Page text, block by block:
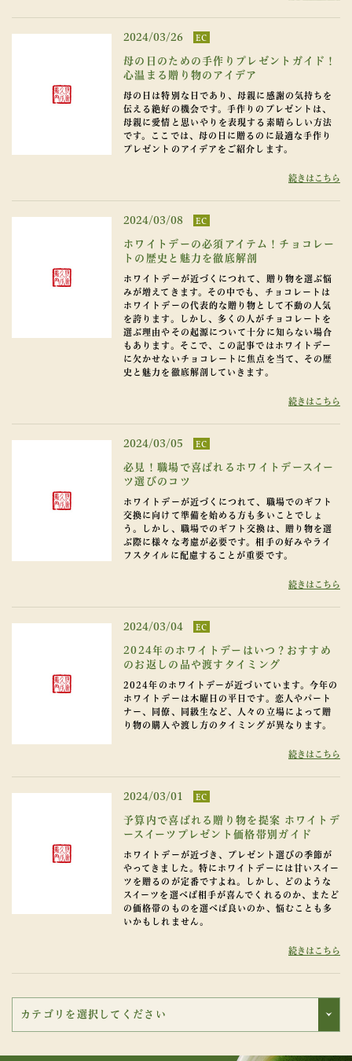
2024/03/26 EC
母の日のための手作りプレゼントガイド！
心温まる贈り物のアイデア
母の日は特別な日であり、母親に感謝の気持ちを
伝える絶好の機会です。手作りのプレゼントは、
母親に愛情と思いやりを表現する素晴らしい方法
です。ここでは、母の日に贈るのに最適な手作り
プレゼントのアイデアをご紹介します。
続きはこちら
2024/03/08 EC
ホワイトデーの必須アイテム！チョコレー
トの歴史と魅力を徹底解剖
ホワイトデーが近づくにつれて、贈り物を選ぶ悩
みが増えてきます。その中でも、チョコレートは
ホワイトデーの代表的な贈り物として不動の人気
を誇ります。しかし、多くの人がチョコレートを
選ぶ理由やその起源について十分に知らない場合
もあります。そこで、この記事ではホワイトデー
に欠かせないチョコレートに焦点を当て、その歴
史と魅力を徹底解剖していきます。
続きはこちら
2024/03/05 EC
必見！職場で喜ばれるホワイトデースイー
ツ選びのコツ
ホワイトデーが近づくにつれて、職場でのギフト
交換に向けて準備を始める方も多いことでしょ
う。しかし、職場でのギフト交換は、贈り物を選
ぶ際に様々な考慮が必要です。相手の好みやライ
フスタイルに配慮することが重要です。
続きはこちら
2024/03/04 EC
2024年のホワイトデーはいつ？おすすめ
のお返しの品や渡すタイミング
2024年のホワイトデーが近づいています。今年の
ホワイトデーは木曜日の平日です。恋人やパート
ナー、同僚、同級生など、人々の立場によって贈
り物の購入や渡し方のタイミングが異なります。
続きはこちら
2024/03/01 EC
予算内で喜ばれる贈り物を提案 ホワイトデ
ースイーツプレゼント価格帯別ガイド
ホワイトデーが近づき、プレゼント選びの季節が
やってきました。特にホワイトデーには甘いスイー
ツを贈るのが定番ですよね。しかし、どのような
スイーツを選べば相手が喜んでくれるのか、またど
の価格帯のものを選べば良いのか、悩むことも多
いかもしれません。
続きはこちら